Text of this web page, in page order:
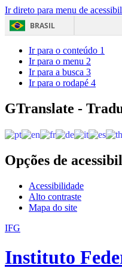
Ir direto para menu de
BRASIL
Ir para o conteúdo 1
Ir para o menu 2
Ir para a busca 3
Ir para o rodapé 4
GTranslate -
Opções de
Acessibilidade
Alto contraste
Mapa do site
IFG
Instituto